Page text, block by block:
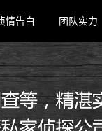
情告白 团队实力